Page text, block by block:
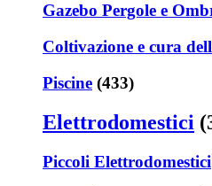
Gazebo Pergole e
Coltivazione e cura
Piscine (433)
Elettrodomestici
Piccoli Elettrodomestici